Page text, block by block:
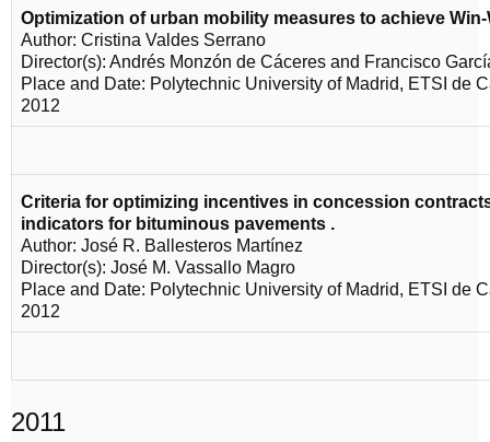
Optimization of urban mobility measures to achieve
Author: Cristina Valdes Serrano
Director(s): Andrés Monzón de Cáceres and Francisco
Place and Date: Polytechnic University of Madrid, ETSI de
2012
Criteria for optimizing incentives in concession
indicators for bituminous pavements .
Author: José R. Ballesteros Martínez
Director(s): José M. Vassallo Magro
Place and Date: Polytechnic University of Madrid, ETSI de
2012
2011